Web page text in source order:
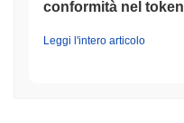
conformità nel token
Leggi l'intero articolo